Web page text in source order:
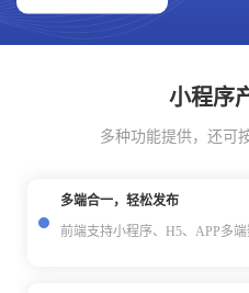
小程序
多种功能提供，还可
多端合一，轻松发布
前端支持小程序、H5、APP多